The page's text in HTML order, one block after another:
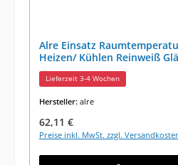
Alre Einsatz
Heizen/ Kühlen Reinweiß
Lieferzeit 3-4 Wochen
Hersteller: alre
Regulärer Preis:
62,11 €
Preise inkl. MwSt. zzgl.